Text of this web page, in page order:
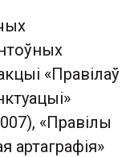
«Правілаў
«Правілы
артаграфія»